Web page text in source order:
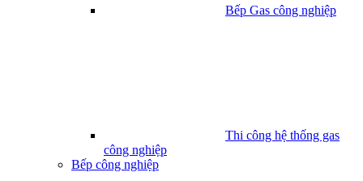
Bếp Gas công nghiệp
Thi công hệ thống gas
công nghiệp
Bếp công nghiệp